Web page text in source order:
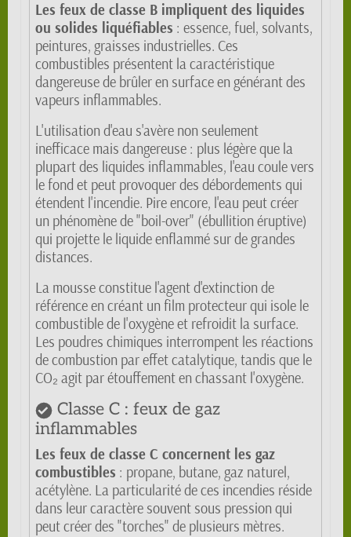
Les feux de classe B impliquent des liquides
ou solides liquéfiables : essence, fuel, solvants,
peintures, graisses industrielles. Ces
combustibles présentent la caractéristique
dangereuse de brûler en surface en générant des
vapeurs inflammables.
L'utilisation d'eau s'avère non seulement
inefficace mais dangereuse : plus légère que la
plupart des liquides inflammables, l'eau coule vers
le fond et peut provoquer des débordements qui
étendent l'incendie. Pire encore, l'eau peut créer
un phénomène de "boil-over" (ébullition éruptive)
qui projette le liquide enflammé sur de grandes
distances.
La mousse constitue l'agent d'extinction de
référence en créant un film protecteur qui isole le
combustible de l'oxygène et refroidit la surface.
Les poudres chimiques interrompent les réactions
de combustion par effet catalytique, tandis que le
CO₂ agit par étouffement en chassant l'oxygène.
Classe C : feux de gaz
inflammables
Les feux de classe C concernent les gaz
combustibles : propane, butane, gaz naturel,
acétylène. La particularité de ces incendies réside
dans leur caractère souvent sous pression qui
peut créer des "torches" de plusieurs mètres.